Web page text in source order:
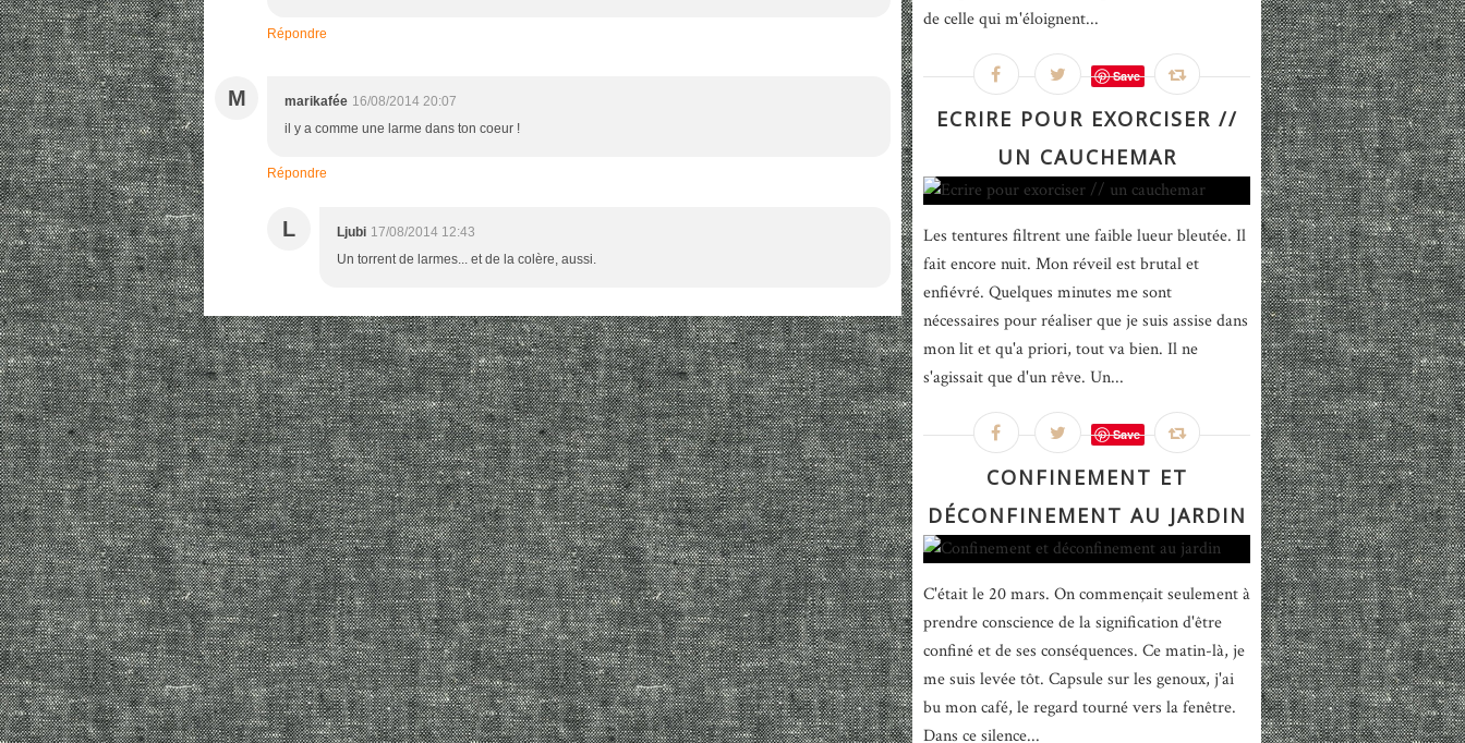
Répondre
M marikafée 16/08/2014 20:07
il y a comme une larme dans ton coeur !
Répondre
L Ljubi 17/08/2014 12:43
Un torrent de larmes... et de la colère, aussi.
de celle qui m'éloignent...
Save
ECRIRE POUR EXORCISER //
UN CAUCHEMAR
Les tentures filtrent une faible lueur bleutée. Il
fait encore nuit. Mon réveil est brutal et
enfiévré. Quelques minutes me sont
nécessaires pour réaliser que je suis assise dans
mon lit et qu'a priori, tout va bien. Il ne
s'agissait que d'un rêve. Un...
Save
CONFINEMENT ET
DÉCONFINEMENT AU JARDIN
C'était le 20 mars. On commençait seulement à
prendre conscience de la signification d'être
confiné et de ses conséquences. Ce matin-là, je
me suis levée tôt. Capsule sur les genoux, j'ai
bu mon café, le regard tourné vers la fenêtre.
Dans ce silence...